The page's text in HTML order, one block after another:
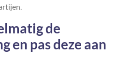
de
en pas deze aan